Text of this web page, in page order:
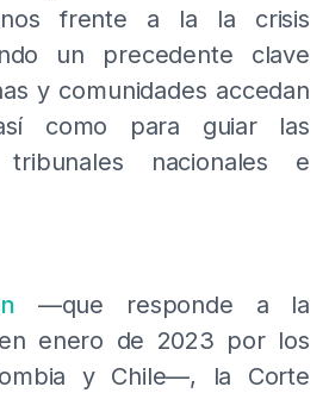
frente a la la crisis
un precedente clave
y comunidades accedan
como para guiar las
nacionales e
—que responde a la
enero de 2023 por los
y Chile—, la Corte